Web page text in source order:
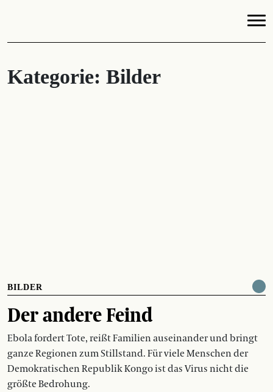
Kategorie: Bilder
BILDER
Der andere Feind
Ebola fordert Tote, reißt Familien auseinander und bringt
ganze Regionen zum Stillstand. Für viele Menschen der
Demokratischen Republik Kongo ist das Virus nicht die
größte Bedrohung.